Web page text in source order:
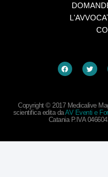
Copyright © 2017 Medicalive
scientifica edita daAV Eventi e
Catania P.IVA